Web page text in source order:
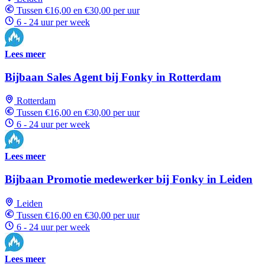
Tussen €16,00 en €30,00 per uur
6 - 24 uur per week
Lees meer
Bijbaan Sales Agent bij Fonky in Rotterdam
Rotterdam
Tussen €16,00 en €30,00 per uur
6 - 24 uur per week
Lees meer
Bijbaan Promotie medewerker bij Fonky in Leiden
Leiden
Tussen €16,00 en €30,00 per uur
6 - 24 uur per week
Lees meer